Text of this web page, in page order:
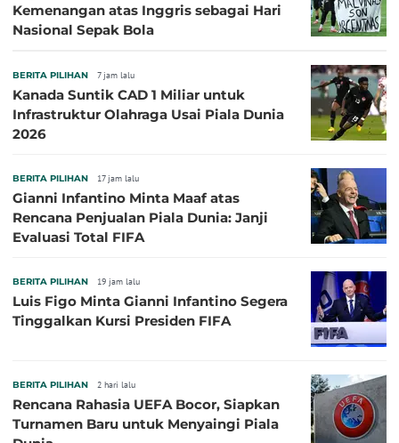
Kemenangan atas Inggris sebagai Hari
Nasional Sepak Bola
BERITA PILIHAN 7 jam lalu
Kanada Suntik CAD 1 Miliar untuk
Infrastruktur Olahraga Usai Piala Dunia
2026
BERITA PILIHAN 17 jam lalu
Gianni Infantino Minta Maaf atas
Rencana Penjualan Piala Dunia: Janji
Evaluasi Total FIFA
BERITA PILIHAN 19 jam lalu
Luis Figo Minta Gianni Infantino Segera
Tinggalkan Kursi Presiden FIFA
BERITA PILIHAN 2 hari lalu
Rencana Rahasia UEFA Bocor, Siapkan
Turnamen Baru untuk Menyaingi Piala